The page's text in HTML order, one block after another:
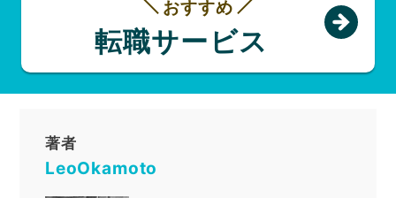
おすすめ
転職サービス
著者
LeoOkamoto